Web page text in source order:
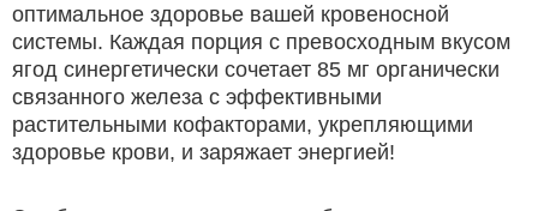
оптимальное здоровье вашей кровеносной
системы. Каждая порция с превосходным вкусом
ягод синергетически сочетает 85 мг органически
связанного железа с эффективными
растительными кофакторами, укрепляющими
здоровье крови, и заряжает энергией!